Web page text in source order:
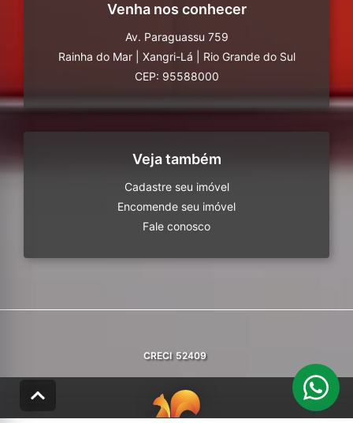
Venha nos conhecer
Av. Paraguassu 759
Rainha do Mar
Xangri-Lá
Rio Grande do Sul
CEP: 95588000
Veja também
Cadastre seu imóvel
Encomende seu imóvel
Fale conosco
CRECI 52409